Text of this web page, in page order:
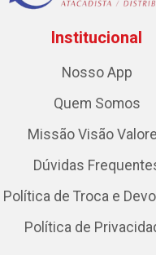
Institucional
Nosso App
Quem Somos
Missão Visão
Dúvidas
Política de Troca e
Política de